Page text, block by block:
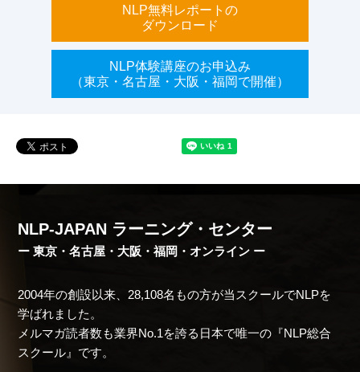
NLP無料レポートの
ダウンロード
NLP体験講座のお申込み
（東京・名古屋・大阪・福岡で開催）
NLP-JAPAN ラーニング・センター
ー 東京・名古屋・大阪・福岡・オンライン ー
2004年の創設以来、28,108名もの方が当スクールでNLPを
学ばれました。
メルマガ読者数も業界No.1を誇る日本で唯一の『NLP総合
スクール』です。